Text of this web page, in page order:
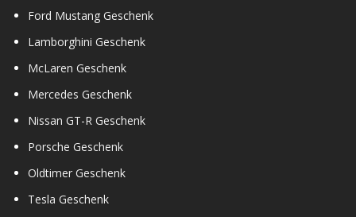
Ford Mustang Geschenk
Lamborghini Geschenk
McLaren Geschenk
Mercedes Geschenk
Nissan GT-R Geschenk
Porsche Geschenk
Oldtimer Geschenk
Tesla Geschenk